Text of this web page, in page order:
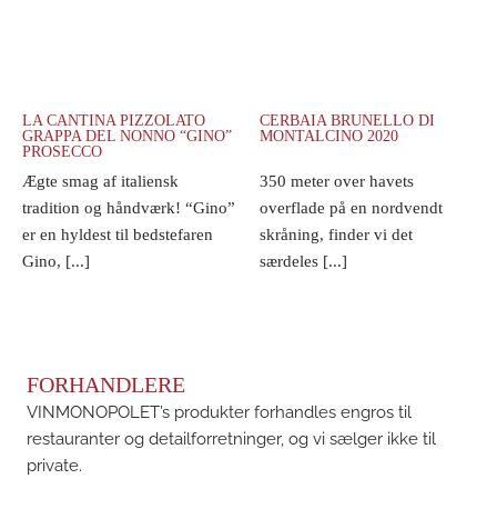
LA CANTINA PIZZOLATO
GRAPPA DEL NONNO “GINO”
PROSECCO
Ægte smag af italiensk
tradition og håndværk! “Gino”
er en hyldest til bedstefaren
Gino, [...]
CERBAIA BRUNELLO DI
MONTALCINO 2020
350 meter over havets
overflade på en nordvendt
skråning, finder vi det
særdeles [...]
FORHANDLERE
VINMONOPOLET’s produkter forhandles engros til
restauranter og detailforretninger, og vi sælger ikke til
private.